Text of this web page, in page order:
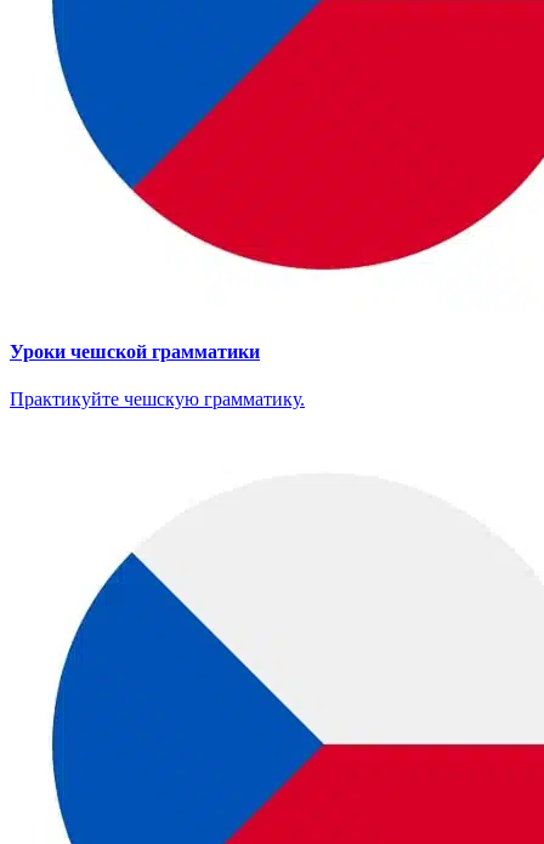
Уроки чешской грамматики
Практикуйте чешскую грамматику.